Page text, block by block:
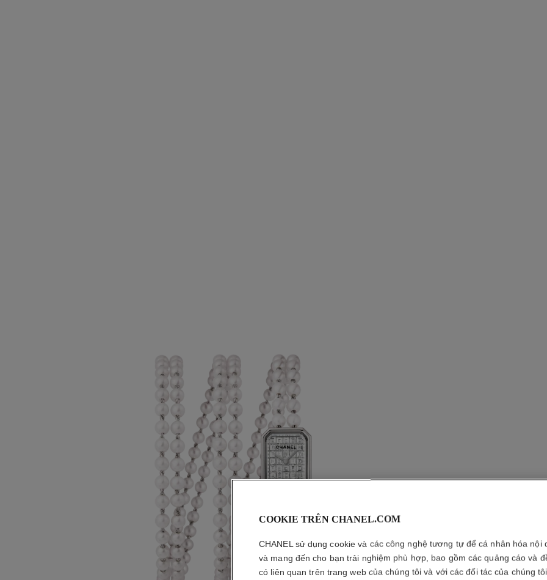
ĐỒNG
COOKIE TRÊN CHANEL.COM
CHANEL sử dụng cookie và các công nghệ tương tự để cá nhân hóa nội
và mang đến cho bạn trải nghiệm phù hợp, bao gồm các quảng cáo và
có liên quan trên trang web của chúng tôi và với các đối tác của chúng